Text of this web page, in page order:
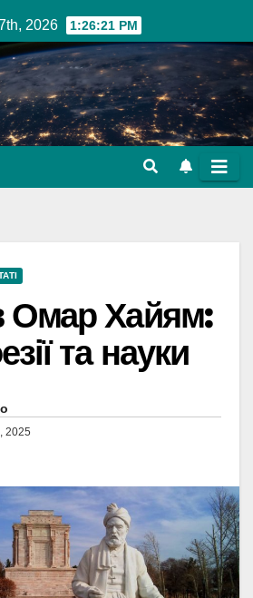
2026 1:26:22 PM
Омар Хайям:
та науки
2025